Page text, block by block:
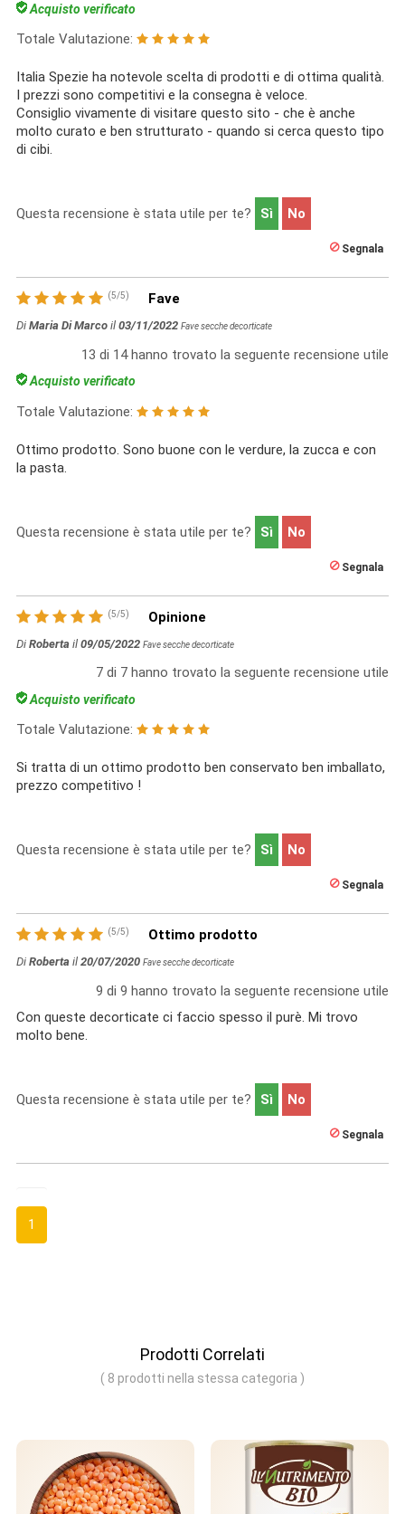
Acquisto verificato
Totale Valutazione:
Italia Spezie ha notevole scelta di prodotti e di ottima qualità.
I prezzi sono competitivi e la consegna è veloce.
Consiglio vivamente di visitare questo sito - che è anche
molto curato e ben strutturato - quando si cerca questo tipo
di cibi.
Questa recensione è stata utile per te? Sì No
Segnala
(5/5) Fave
Di Maria Di Marco il 03/11/2022 Fave secche decorticate
13 di 14hanno trovato la seguente recensione utile
Acquisto verificato
Totale Valutazione:
Ottimo prodotto. Sono buone con le verdure, la zucca e con
la pasta.
Questa recensione è stata utile per te? Sì No
Segnala
(5/5) Opinione
Di Roberta il 09/05/2022 Fave secche decorticate
7 di 7 hanno trovato la seguente recensione utile
Acquisto verificato
Totale Valutazione:
Si tratta di un ottimo prodotto ben conservato ben imballato,
prezzo competitivo !
Questa recensione è stata utile per te? Sì No
Segnala
(5/5) Ottimo prodotto
Di Roberta il 20/07/2020 Fave secche decorticate
9 di 9 hanno trovato la seguente recensione utile
Con queste decorticate ci faccio spesso il purè. Mi trovo
molto bene.
Questa recensione è stata utile per te? Sì No
Segnala
1
Prodotti Correlati
( 8 prodotti nella stessa categoria )